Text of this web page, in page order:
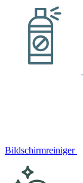
Bildschirmreiniger